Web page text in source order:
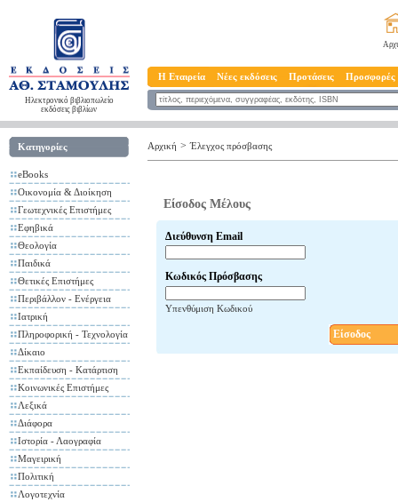
Ηλεκτρονικό βιβλιοπωλείο
εκδόσεις βιβλίων
Η Εταιρεία Νέες εκδόσεις Προτάσεις Προσφορές
Κατηγορίες
eBooks
Οικονομία & Διοίκηση
Γεωτεχνικές Επιστήμες
Εφηβικά
Θεολογία
Παιδικά
Θετικές Επιστήμες
Περιβάλλον - Ενέργεια
Ιατρική
Πληροφορική - Τεχνολογία
Δίκαιο
Εκπαίδευση - Κατάρτιση
Κοινωνικές Επιστήμες
Λεξικά
Διάφορα
Ιστορία - Λαογραφία
Μαγειρική
Πολιτική
Λογοτεχνία
Αρχική > Έλεγχος πρόσβασης
Είσοδος Μέλους
Διεύθυνση Email
Κωδικός Πρόσβασης
Υπενθύμιση Κωδικού
Είσοδος